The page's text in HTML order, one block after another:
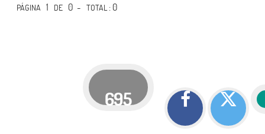
PÁGINA 1 DE 0 -TOTAL: 0
695